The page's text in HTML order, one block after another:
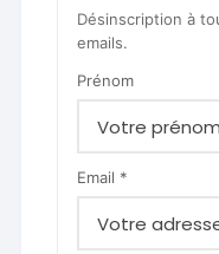
Désinscription à
emails.
Prénom
Email *